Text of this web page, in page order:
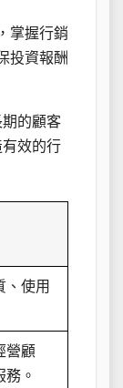
掌握行銷
投資報酬
的顧客
效的行
、使用
營顧
。